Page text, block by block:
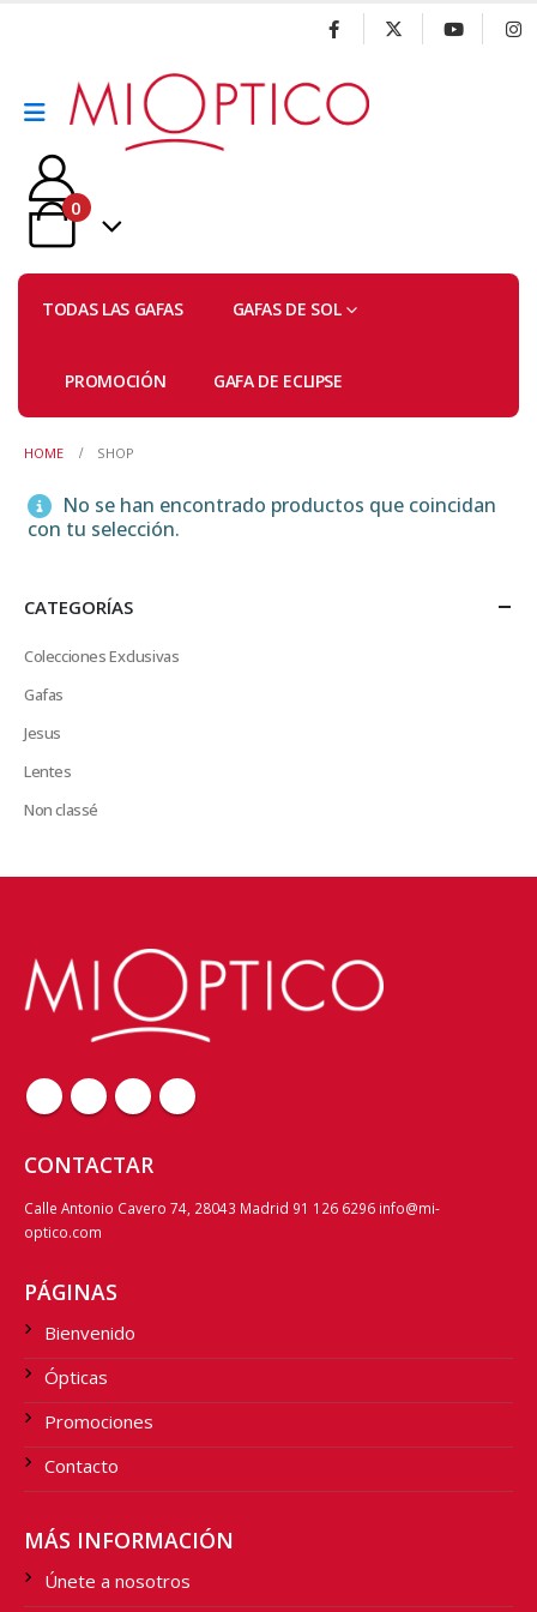
0
TODAS LAS GAFAS GAFAS DE SOL
PROMOCIÓN GAFA DE ECLIPSE
HOME SHOP
No se han encontrado productos que coincidan
con tu selección.
CATEGORÍAS
Colecciones Exclusivas
Gafas
Jesus
Lentes
Non classé
CONTACTAR
Calle Antonio Cavero 74, 28043 Madrid 91 126 6296 info@mi-
optico.com
PÁGINAS
Bienvenido
Ópticas
Promociones
Contacto
MÁS INFORMACIÓN
Únete a nosotros